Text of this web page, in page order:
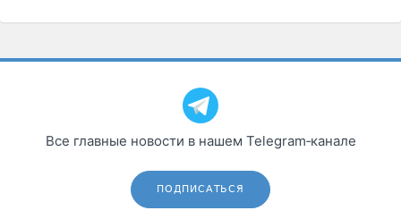
Все главные новости в нашем Telegram‑канале
ПОДПИСАТЬСЯ